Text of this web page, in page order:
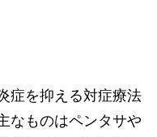
症を抑える対症療法
なものはペンタサや